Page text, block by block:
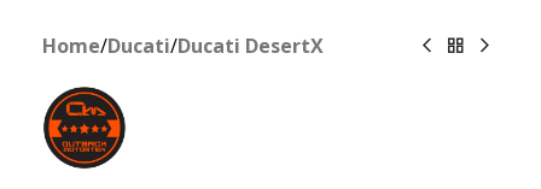
Home/Ducati/Ducati DesertX